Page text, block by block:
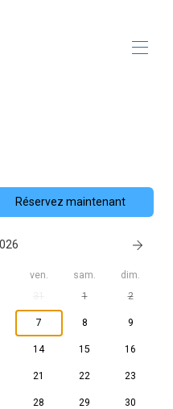
Réservez maintenant
ven. sam.
dim.
1 2
7 8 9
14 15 16
21 22 23
28 29 30